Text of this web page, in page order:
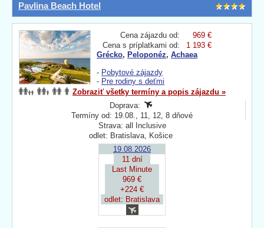
Pavlina Beach Hotel
Cena zájazdu od:
969 €
Cena s príplatkami od:
1 193 €
Grécko, Peloponéz, Achaea
- Pobytové zájazdy
- Pre rodiny s deťmi
Zobraziť všetky termíny a popis zájazdu »
Doprava:
Termíny od: 19.08., 11, 12, 8 dňové
Strava: all Inclusive
odlet: Bratislava, Košice
19.08.2026
11 dní
Last Minute
969 €
+224 €
odlet: Bratislava